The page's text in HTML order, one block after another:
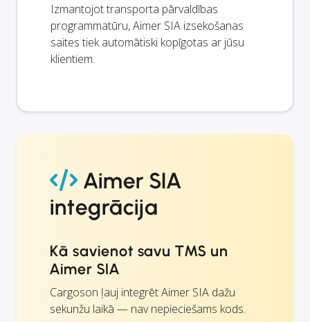
Izmantojot transporta pārvaldības
programmatūru, Aimer SIA izsekošanas
saites tiek automātiski kopīgotas ar jūsu
klientiem.
Aimer SIA
integrācija
Kā savienot savu TMS un
Aimer SIA
Cargoson ļauj integrēt Aimer SIA dažu
sekunžu laikā — nav nepieciešams kods.